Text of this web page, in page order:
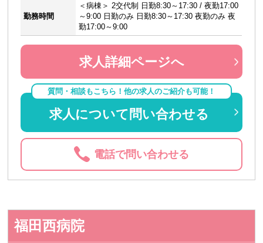
勤務時間
＜病棟＞ 2交代制 日勤8:30～17:30 / 夜勤17:00
～9:00 日勤のみ 日勤8:30～17:30 夜勤のみ 夜
勤17:00～9:00
求人詳細ページへ
質問・相談もこちら！他の求人のご紹介も可能！
求人について問い合わせる
電話で問い合わせる
福田西病院